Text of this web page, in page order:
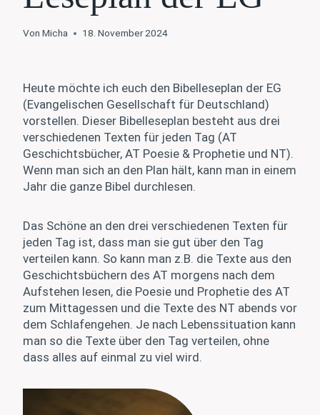
Von Micha 18. November 2024
Heute möchte ich euch den Bibelleseplan der EG
(Evangelischen Gesellschaft für Deutschland)
vorstellen. Dieser Bibelleseplan besteht aus drei
verschiedenen Texten für jeden Tag (AT
Geschichtsbücher, AT Poesie & Prophetie und NT).
Wenn man sich an den Plan hält, kann man in einem
Jahr die ganze Bibel durchlesen.
Das Schöne an den drei verschiedenen Texten für
jeden Tag ist, dass man sie gut über den Tag
verteilen kann. So kann man z.B. die Texte aus den
Geschichtsbüchern des AT morgens nach dem
Aufstehen lesen, die Poesie und Prophetie des AT
zum Mittagessen und die Texte des NT abends vor
dem Schlafengehen. Je nach Lebenssituation kann
man so die Texte über den Tag verteilen, ohne
dass alles auf einmal zu viel wird.